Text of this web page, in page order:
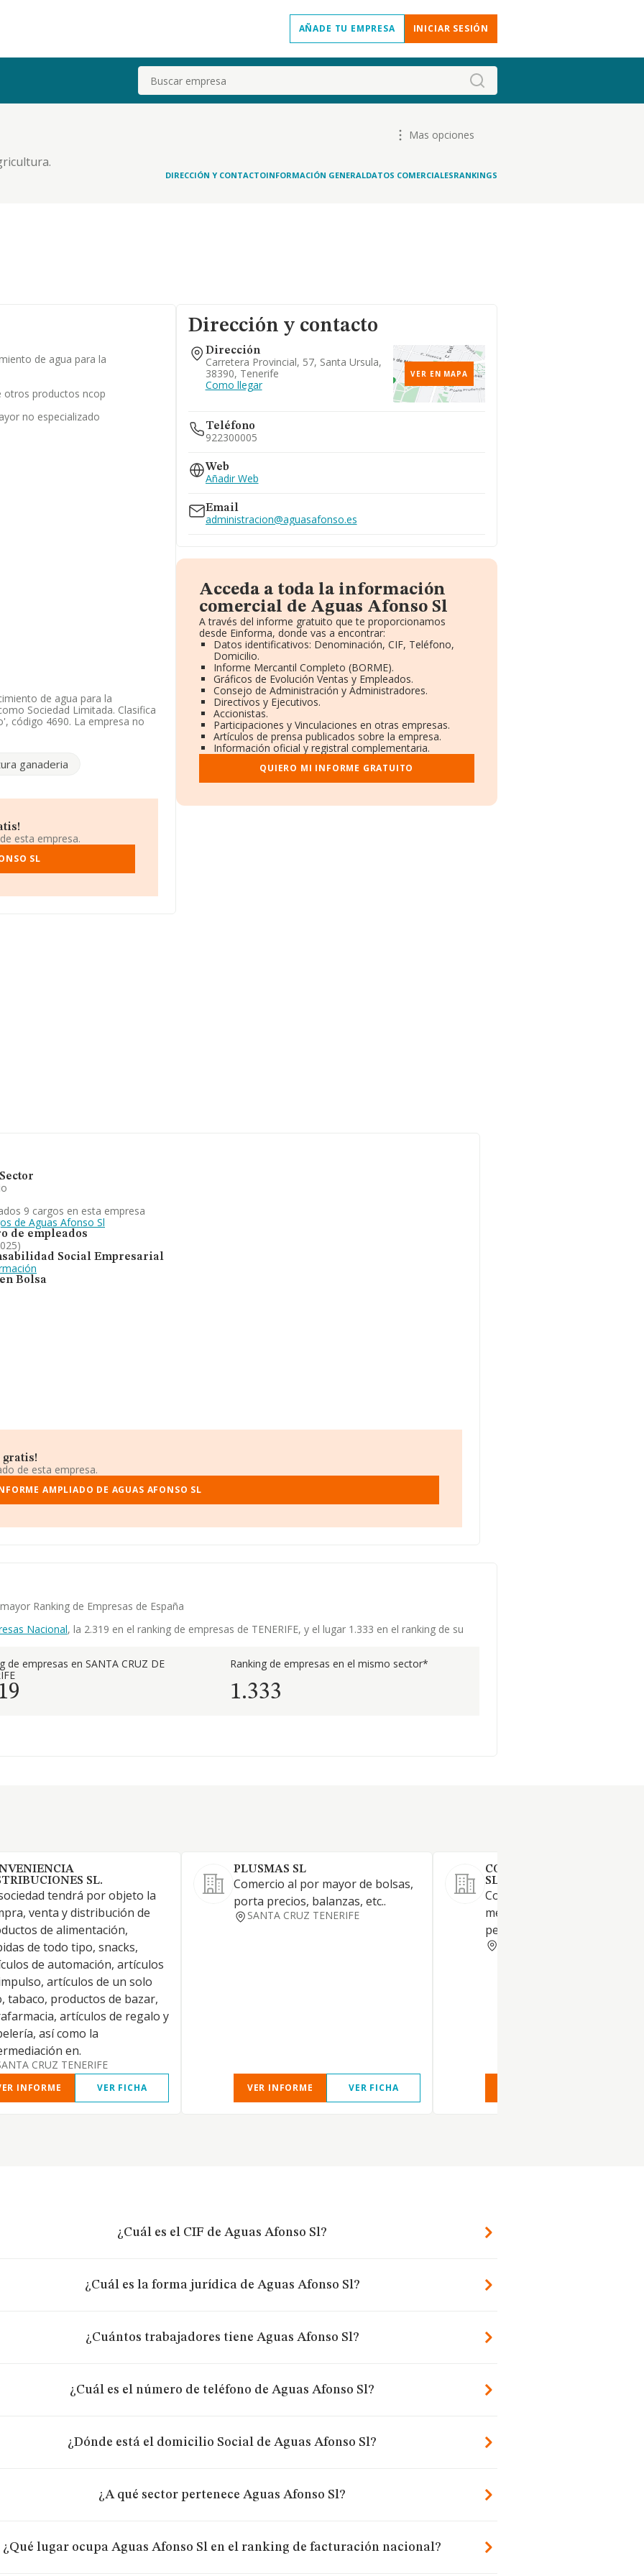
AÑADE TU EMPRESA INICIAR SESIÓN
Buscar
Mas opciones
DIRECCIÓN Y CONTACTOINFORMACIÓN GENERALDATOS COMERCIALESRANKINGS
de agua para la
otros productos ncop
no especializado
de agua para la
Sociedad Limitada. Clasifica
código 4690. La empresa no
número de empleados por
en los distintos rankings,
del sector:
españolas que están
el ranking nacional, ha
En 2025, destacan
Limitadacomo
de 135 posiciones pasando del
ganaderia
esta empresa.
SL
Dirección y contacto
Dirección
Carretera Provincial, 57, Santa Ursula,
38390, Tenerife
Como llegar
VER EN MAPA
Teléfono
922300005
Web
Añadir Web
Email
administracion@aguasafonso.es
Acceda a toda la información
comercial de Aguas Afonso Sl
A través del informe gratuito que te proporcionamos
desde Einforma, donde vas a encontrar:
Datos identificativos: Denominación, CIF, Teléfono,
Domicilio.
Informe Mercantil Completo (BORME).
Gráficos de Evolución Ventas y Empleados.
Consejo de Administración y Administradores.
Directivos y Ejecutivos.
Accionistas.
Participaciones y Vinculaciones en otras empresas.
Artículos de prensa publicados sobre la empresa.
Información oficial y registral complementaria.
QUIERO MI INFORME GRATUITO
9 cargos en esta empresa
de Aguas Afonso Sl
de empleados
Social Empresarial
Bolsa
gratis!
de esta empresa.
AMPLIADO DE AGUAS AFONSO SL
Ranking de Empresas de España
Nacional, la 2.319 en el ranking de empresas de TENERIFE, y el lugar 1.333 en el ranking de su
de empresas en SANTA CRUZ DE
Ranking de empresas en el mismo sector*
1.333
SL.
tendrá por objeto la
venta y distribución de
de alimentación,
de todo tipo, snacks,
de automación, artículos
artículos de un solo
tabaco, productos de bazar,
artículos de regalo y
así como la
en.
CRUZ TENERIFE
INFORME VER FICHA
PLUSMAS SL
Comercio al por mayor de bolsas,
porta precios, balanzas, etc..
SANTA CRUZ TENERIFE
VER INFORME VER FICHA
COMERCIAL TORIBIO
SL
Comercio al por mayor y al
menor de productos
perecederos y no
¿Cuál es el CIF de Aguas Afonso Sl?
¿Cuál es la forma jurídica de Aguas Afonso Sl?
¿Cuántos trabajadores tiene Aguas Afonso Sl?
¿Cuál es el número de teléfono de Aguas Afonso Sl?
¿Dónde está el domicilio Social de Aguas Afonso Sl?
¿A qué sector pertenece Aguas Afonso Sl?
¿Qué lugar ocupa Aguas Afonso Sl en el ranking de facturación nacional?